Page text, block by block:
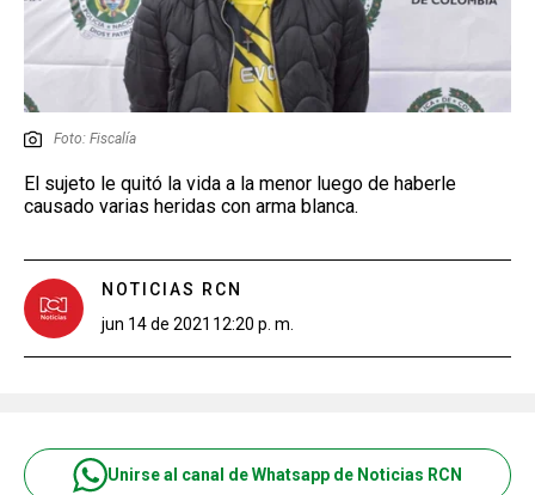
Foto: Fiscalía
El sujeto le quitó la vida a la menor luego de haberle
causado varias heridas con arma blanca.
NOTICIAS RCN
jun 14 de 2021 12:20 p. m.
Unirse al canal de Whatsapp de Noticias RCN